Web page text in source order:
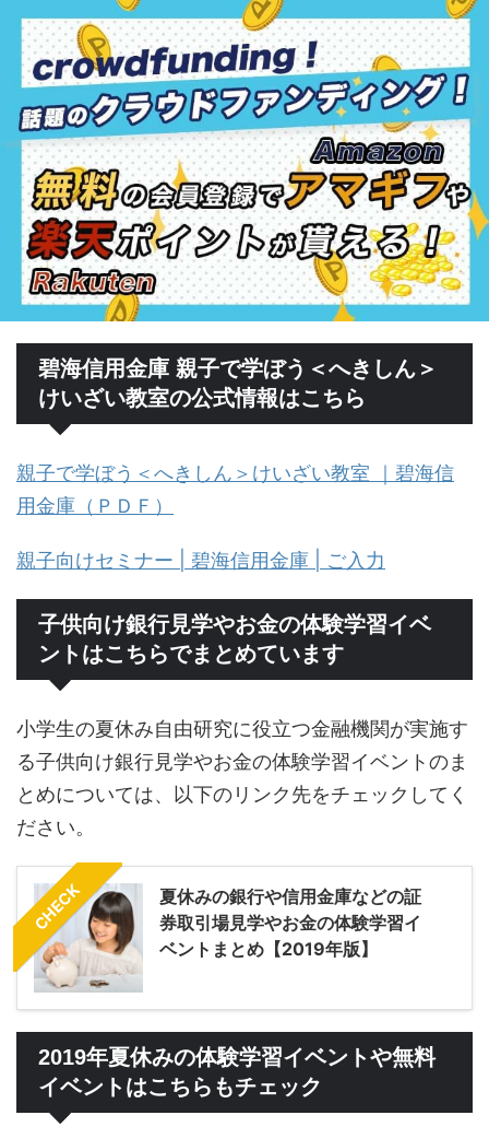
碧海信用金庫 親子で学ぼう＜へきしん＞
けいざい教室の公式情報はこちら
親子で学ぼう＜へきしん＞けいざい教室 ｜碧海信
用金庫（ＰＤＦ）
親子向けセミナー | 碧海信用金庫 | ご入力
子供向け銀行見学やお金の体験学習イベ
ントはこちらでまとめています
小学生の夏休み自由研究に役立つ金融機関が実施す
る子供向け銀行見学やお金の体験学習イベントのま
とめについては、以下のリンク先をチェックしてく
ださい。
CHECK
夏休みの銀行や信用金庫などの証
券取引場見学やお金の体験学習イ
ベントまとめ【2019年版】
2019年夏休みの体験学習イベントや無料
イベントはこちらもチェック